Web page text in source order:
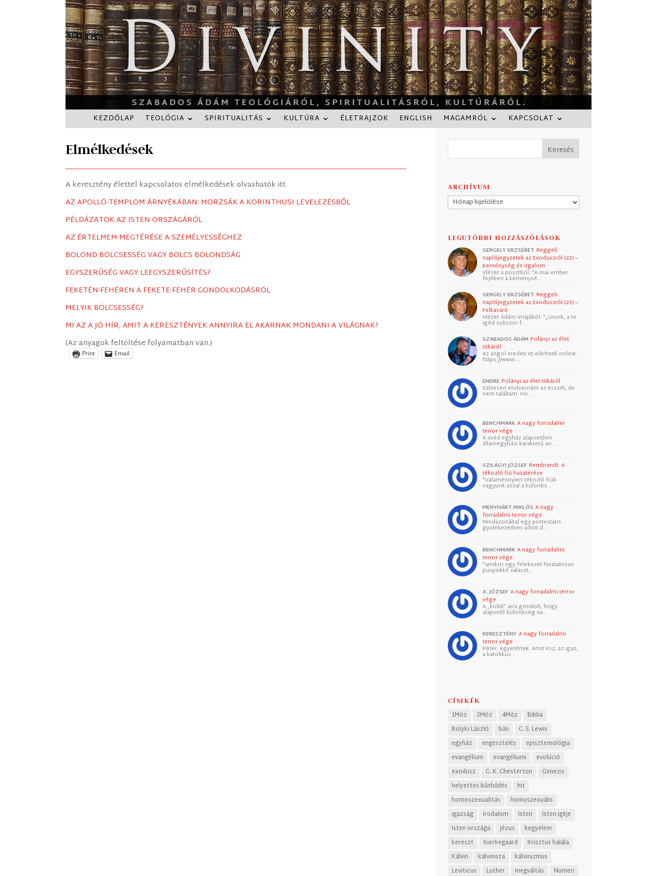
KEZDŐLAP TEOLÓGIA SPIRITUALITÁS KULTÚRA ÉLETRAJZOK ENGLISH MAGAMRÓL KAPCSOLAT
Elmélkedések
A keresztény élettel kapcsolatos elmélkedések olvashatók itt.
AZ APOLLÓ-TEMPLOM ÁRNYÉKÁBAN: MORZSÁK A KORINTHUSI LEVELEZÉSBŐL
PÉLDÁZATOK AZ ISTEN ORSZÁGÁRÓL
AZ ÉRTELMEM MEGTÉRÉSE A SZEMÉLYESSÉGHEZ
BOLOND BÖLCSESSÉG VAGY BÖLCS BOLONDSÁG
EGYSZERŰSÉG VAGY LEEGYSZERŰSÍTÉS?
FEKETÉN-FEHÉREN A FEKETE-FEHÉR GONDOLKODÁSRÓL
MELYIK BÖLCSESSÉG?
MI AZ A JÓ HÍR, AMIT A KERESZTÉNYEK ANNYIRA EL AKARNAK MONDANI A VILÁGNAK?
(Az anyagok feltöltése folyamatban van.)
Print Email
ARCHÍVUM
Archívum
LEGUTÓBBI HOZZÁSZÓLÁSOK
GERGELY ERZSÉBET Reggeli
naplójegyzetek az Exoduszról (22) –
Keménység és irgalom
Idézet a posztból: "A mai ember
fejében a keménysé…
GERGELY ERZSÉBET Reggeli
naplójegyzetek az Exoduszról (21) –
Felkavaró
Idézet Ádám imájából: "„Urunk, a te
igéd sokszor f…
SZABADOS ÁDÁM Polányi az élet
titkáról
Az angol eredeti itt elérhető online:
https://www.…
ENDRE Polányi az élet titkáról
Szívesen elolvasnám az esszét, de
nem találtam. Ho…
BENCHMARK A nagy forradalmi
terror vége
A svéd egyház alapvetően
államegyházi karakterű an…
SZILÁGYI JÓZSEF Rembrandt: A
tékozló fiú hazatérése
"Valamennyien tékozló fiúk
vagyunk azzal a különbs…
MENYHÁRT MIKLÓS A nagy
forradalmi terror vége
Mindazonáltal egy protestáns
gyülekezetben adott d…
BENCHMARK A nagy forradalmi
terror vége
"amikor egy felekezet hivatalosan
püspökké választ…
X. JÓZSEF A nagy forradalmi terror
vége
A „költő” arra gondolt, hogy
alapvető különbség va…
KERESZTÉNY A nagy forradalmi
terror vége
Péter, egyetértek. Amit írsz, az igaz,
a katolikus…
CÍMKÉK
1Móz 2Móz 4Móz
Biblia
Bolyki László
bűn
C. S. Lewis
egyház
engesztelés
episztemológia
evangélium
evangéliumi
evolúció
exodusz
G. K. Chesterton
Genezis
helyettes bűnhődés
hit
homoszexualitás
homoszexuális
igazság
irodalom Isten
Isten igéje
Isten országa
Jézus
kegyelem
kereszt
Kierkegaard
Krisztus halála
Kálvin
kálvinista
kálvinizmus
Leviticus
Luther megváltás Numeri